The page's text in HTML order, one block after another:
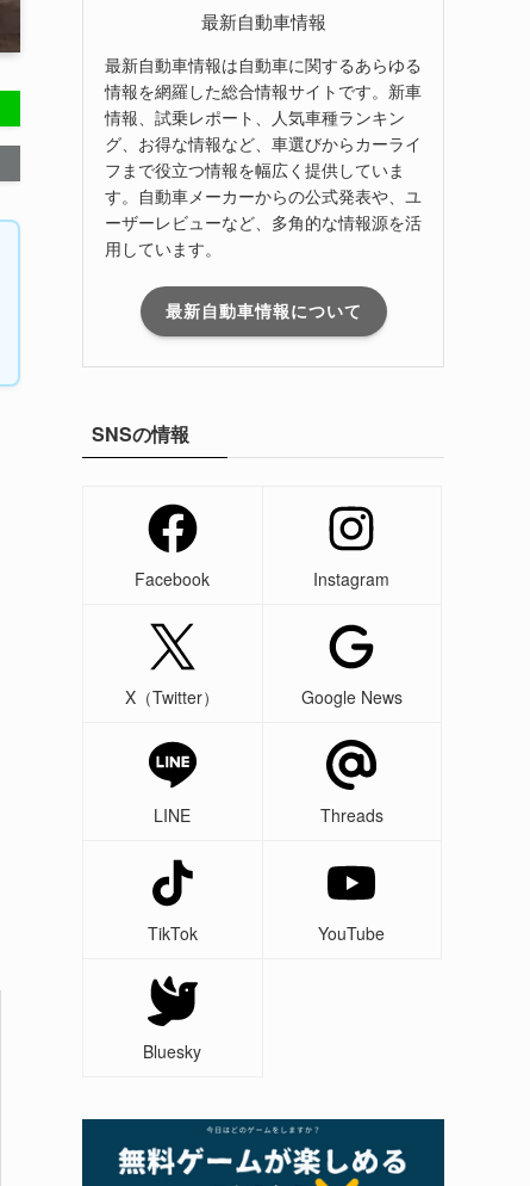
最新自動車情報
最新自動車情報は自動車に関するあらゆる
情報を網羅した総合情報サイトです。新車
情報、試乗レポート、人気車種ランキン
グ、お得な情報など、車選びからカーライ
フまで役立つ情報を幅広く提供していま
す。自動車メーカーからの公式発表や、ユ
ーザーレビューなど、多角的な情報源を活
用しています。
最新自動車情報について
SNSの情報
Facebook Instagram
X（Twitter） Google News
LINE Threads
TikTok YouTube
Bluesky